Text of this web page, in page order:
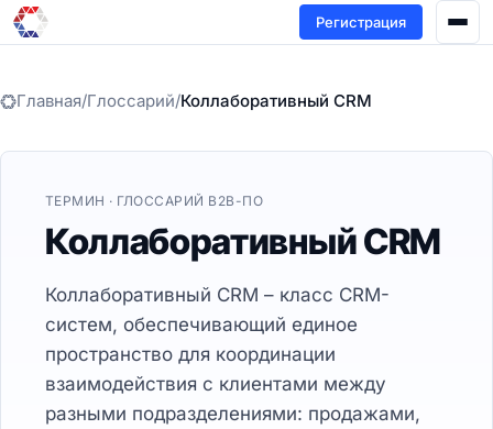
Регистрация
Главная/Глоссарий/Коллаборативный CRM
ТЕРМИН · ГЛОССАРИЙ B2B-ПО
Коллаборативный CRM
Коллаборативный CRM – класс CRM-
систем, обеспечивающий единое
пространство для координации
взаимодействия с клиентами между
разными подразделениями: продажами,